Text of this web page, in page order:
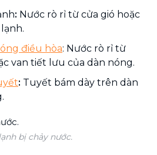
: Nước rò rỉ từ cửa gió hoặc
điều hòa: Nước rò rỉ từ
van tiết lưu của dàn nóng.
: Tuyết bám dày trên dàn
bị chảy nước.